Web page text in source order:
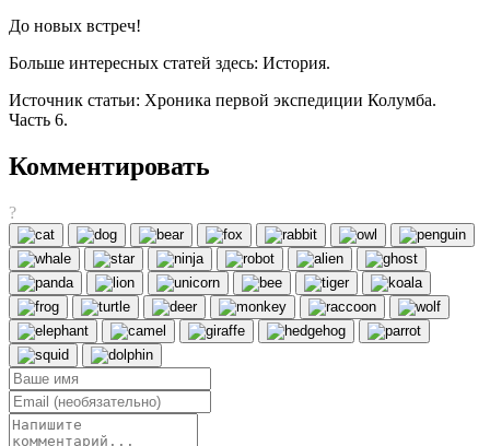
До новых встреч!
Больше интересных статей здесь: История.
Источник статьи: Хроника первой экспедиции Колумба.
Часть 6.
Комментировать
?